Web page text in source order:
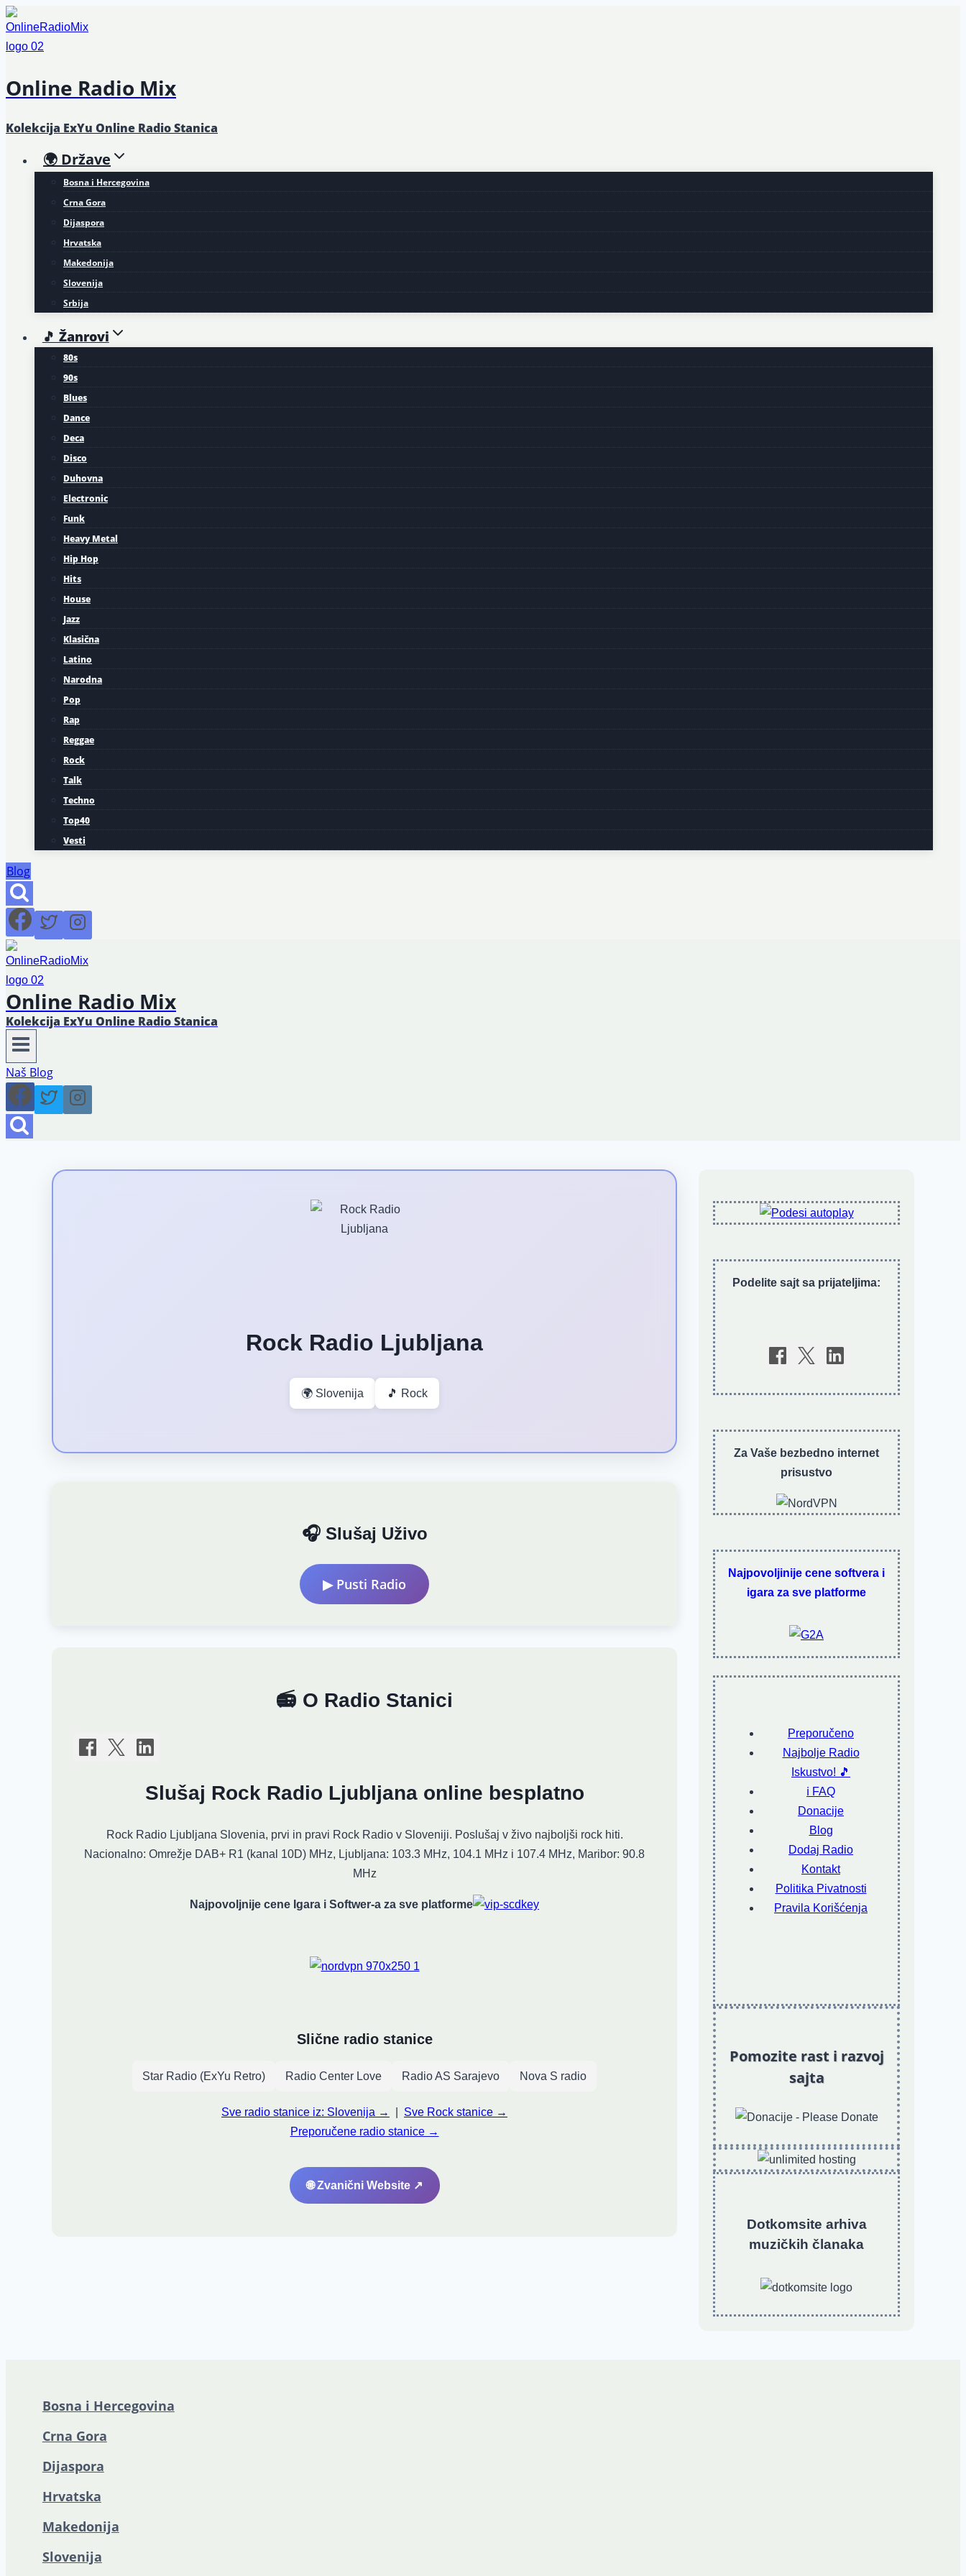
Skip
to
content
Online Radio Mix
Kolekcija ExYu Online Radio Stanica
🌍 Države
Bosna i Hercegovina
Crna Gora
Dijaspora
Hrvatska
Makedonija
Slovenija
Srbija
🎵 Žanrovi
80s
90s
Blues
Dance
Deca
Disco
Duhovna
Electronic
Funk
Heavy Metal
Hip Hop
Hits
House
Jazz
Klasična
Latino
Narodna
Pop
Rap
Reggae
Rock
Talk
Techno
Top40
Vesti
Blog
Online Radio Mix
Kolekcija ExYu Online Radio Stanica
Naš Blog
Rock Radio Ljubljana
🌍 Slovenija 🎵 Rock
🎧 Slušaj Uživo
▶ Pusti Radio
📻 O Radio Stanici
Slušaj Rock Radio Ljubljana online besplatno
Rock Radio Ljubljana Slovenia, prvi in pravi Rock Radio v Sloveniji. Poslušaj v živo najboljši rock hiti.
Nacionalno: Omrežje DAB+ R1 (kanal 10D) MHz, Ljubljana: 103.3 MHz, 104.1 MHz i 107.4 MHz, Maribor: 90.8
MHz
Najpovoljnije cene Igara i Softwer-a za sve platforme
Slične radio stanice
Star Radio (ExYu Retro) Radio Center Love Radio AS Sarajevo Nova S radio
Sve radio stanice iz: Slovenija →
Sve Rock stanice →
Preporučene radio stanice →
🌐 Zvanični Website ↗
Podelite sajt sa prijateljima:
Za Vaše bezbedno internet
prisustvo
Najpovoljinije cene softvera i
igara za sve platforme
Preporučeno
Najbolje Radio
Iskustvo! 🎵
ℹ️ FAQ
Donacije
Blog
Dodaj Radio
Kontakt
Politika Pivatnosti
Pravila Korišćenja
Pomozite rast i razvoj
sajta
Dotkomsite arhiva
muzičkih članaka
Bosna i Hercegovina
Crna Gora
Dijaspora
Hrvatska
Makedonija
Slovenija